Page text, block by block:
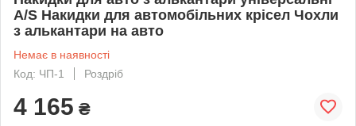
A/S Накидки для автомобільних крісел Чохли
з алькантари на авто
Немає в наявності
Код: ЧП-1
Роздріб
4 165 ₴